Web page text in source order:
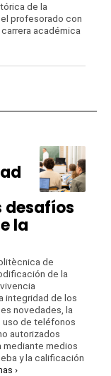
de la
profesorado con
académica
desafíos
la
de
de la
integridad de los
novedades, la
uso de teléfonos
autorizados
mediante medios
y la calificación
›